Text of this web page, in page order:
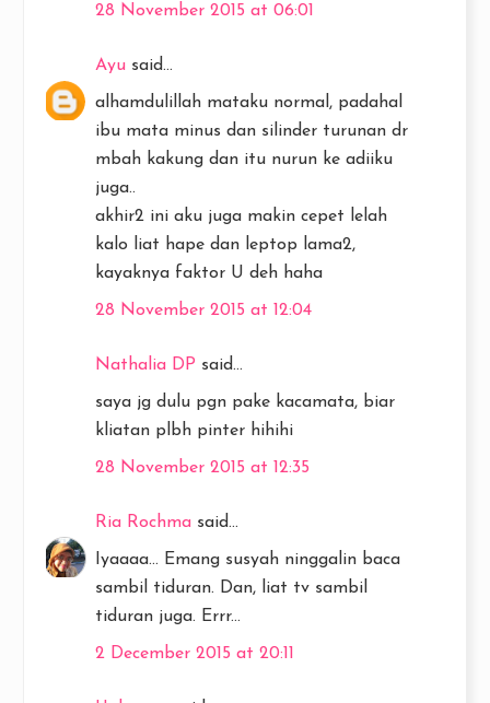
28 November 2015 at 06:01
Ayu said...
alhamdulillah mataku normal, padahal
ibu mata minus dan silinder turunan dr
mbah kakung dan itu nurun ke adiiku
juga..
akhir2 ini aku juga makin cepet lelah
kalo liat hape dan leptop lama2,
kayaknya faktor U deh haha
28 November 2015 at 12:04
Nathalia DP said...
saya jg dulu pgn pake kacamata, biar
kliatan plbh pinter hihihi
28 November 2015 at 12:35
Ria Rochma said...
Iyaaaa... Emang susyah ninggalin baca
sambil tiduran. Dan, liat tv sambil
tiduran juga. Errr...
2 December 2015 at 20:11